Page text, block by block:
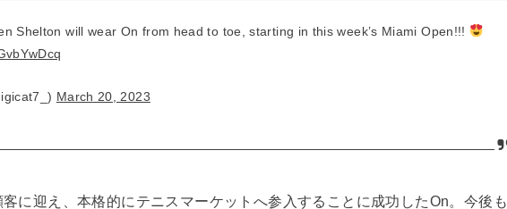
Shelton will wear On from head to toe, starting in this week’s Miami Open!!!
March 20, 2023
に迎え、本格的にテニスマーケットへ参入することに成功したOn。今後も